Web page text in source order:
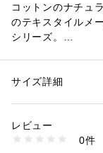
コットンのナチュ
のテキスタイルメ
シリーズ。
ます。
低めの位置に配し
イントで、胸元に
性別：レディース
素材：表地：コット
洗濯：洗濯不可、漂
イ可、ウエットクリ
サイズ詳細
レビュー
0件